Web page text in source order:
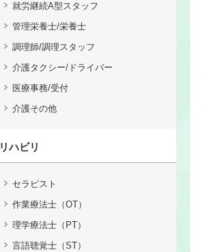
就労継続A型スタッフ
管理栄養士/栄養士
調理師/調理スタッフ
介護タクシー/ドライバー
医療事務/受付
介護その他
リハビリ
セラピスト
作業療法士（OT）
理学療法士（PT）
言語聴覚士（ST）